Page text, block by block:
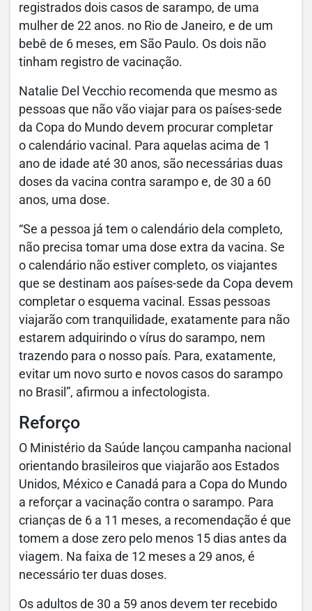
registrados dois casos de sarampo, de uma
mulher de 22 anos. no Rio de Janeiro, e de um
bebê de 6 meses, em São Paulo. Os dois não
tinham registro de vacinação.
Natalie Del Vecchio recomenda que mesmo as
pessoas que não vão viajar para os países-sede
da Copa do Mundo devem procurar completar
o calendário vacinal. Para aquelas acima de 1
ano de idade até 30 anos, são necessárias duas
doses da vacina contra sarampo e, de 30 a 60
anos, uma dose.
“Se a pessoa já tem o calendário dela completo,
não precisa tomar uma dose extra da vacina. Se
o calendário não estiver completo, os viajantes
que se destinam aos países-sede da Copa devem
completar o esquema vacinal. Essas pessoas
viajarão com tranquilidade, exatamente para não
estarem adquirindo o vírus do sarampo, nem
trazendo para o nosso país. Para, exatamente,
evitar um novo surto e novos casos do sarampo
no Brasil”, afirmou a infectologista.
Reforço
O Ministério da Saúde lançou campanha nacional
orientando brasileiros que viajarão aos Estados
Unidos, México e Canadá para a Copa do Mundo
a reforçar a vacinação contra o sarampo. Para
crianças de 6 a 11 meses, a recomendação é que
tomem a dose zero pelo menos 15 dias antes da
viagem. Na faixa de 12 meses a 29 anos, é
necessário ter duas doses.
Os adultos de 30 a 59 anos devem ter recebido